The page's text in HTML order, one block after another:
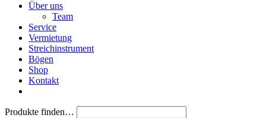
Über uns
Team
Service
Vermietung
Streichinstrument
Bögen
Shop
Kontakt
Produkte finden…